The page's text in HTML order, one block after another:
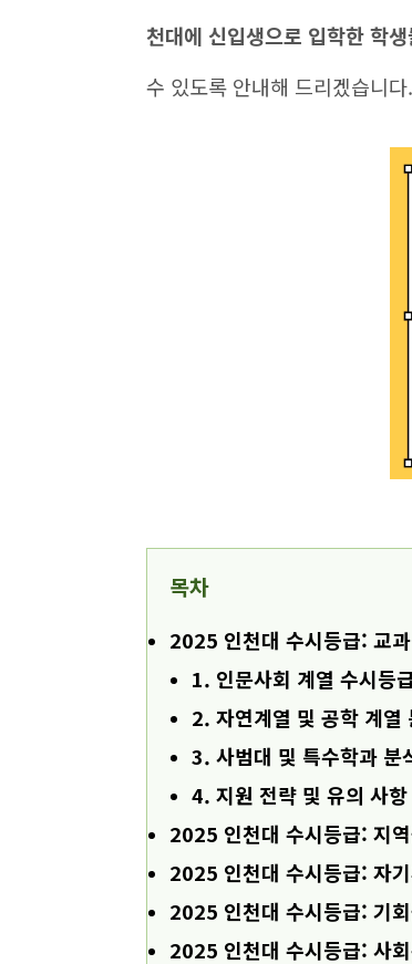
천대에 신입생으로 입학한 학
수 있도록 안내해 드리겠습니다.
목차
2025 인천대 수시등급: 교
1. 인문사회 계열 수시등
2. 자연계열 및 공학 계열
3. 사범대 및 특수학과 분
4. 지원 전략 및 유의 사항
2025 인천대 수시등급: 지
2025 인천대 수시등급: 자
2025 인천대 수시등급: 기
2025 인천대 수시등급: 사